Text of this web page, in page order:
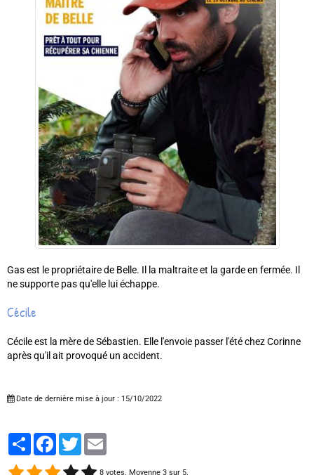
Gas est le propriétaire de Belle. Il la maltraite et la garde en fermée. Il
ne supporte pas qu'elle lui échappe.
Cécile
Cécile est la mère de Sébastien. Elle l'envoie passer l'été chez Corinne
après qu'il ait provoqué un accident.
Date de dernière mise à jour : 15/10/2022
PartagerFacebook
Twitter
8 votes. Moyenne 3 sur 5.